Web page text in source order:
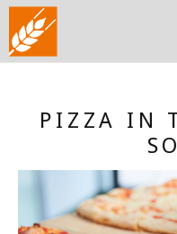
PIZZA IN